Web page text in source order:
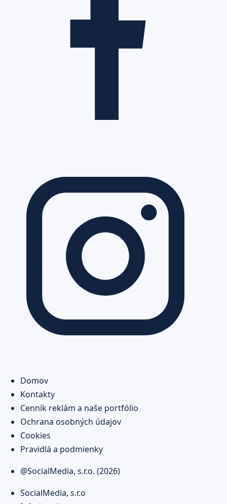
Domov
Kontakty
Cenník reklám a naše portfólio
Ochrana osobných údajov
Cookies
Pravidlá a podmienky
@SocialMedia, s.r.o. (2026)
SocialMedia, s.r.o